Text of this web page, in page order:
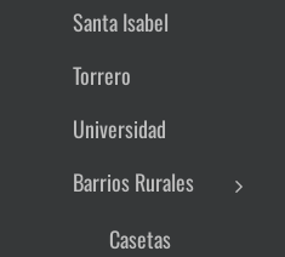
Santa Isabel
Torrero
Universidad
Barrios Rurales
Casetas